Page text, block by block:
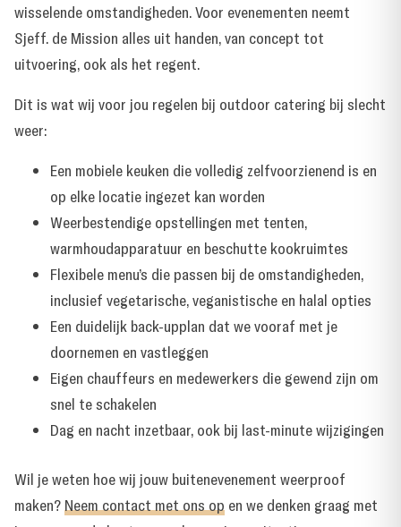
wisselende omstandigheden. Voor evenementen neemt
Sjeff. de Mission alles uit handen, van concept tot
uitvoering, ook als het regent.
Dit is wat wij voor jou regelen bij outdoor catering bij slecht
weer:
Een mobiele keuken die volledig zelfvoorzienend is en
op elke locatie ingezet kan worden
Weerbestendige opstellingen met tenten,
warmhoudapparatuur en beschutte kookruimtes
Flexibele menu’s die passen bij de omstandigheden,
inclusief vegetarische, veganistische en halal opties
Een duidelijk back-upplan dat we vooraf met je
doornemen en vastleggen
Eigen chauffeurs en medewerkers die gewend zijn om
snel te schakelen
Dag en nacht inzetbaar, ook bij last-minute wijzigingen
Wil je weten hoe wij jouw buitenevenement weerproof
maken?Neem contact met ons op en we denken graag met